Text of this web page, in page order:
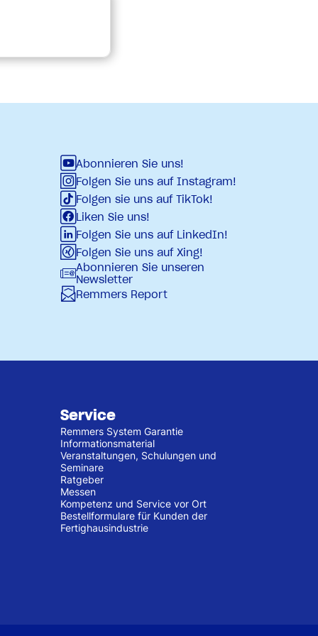
Abonnieren Sie uns!
Folgen Sie uns auf Instagram!
Folgen sie uns auf TikTok!
Liken Sie uns!
Folgen Sie uns auf LinkedIn!
Folgen Sie uns auf Xing!
Abonnieren Sie unseren
Newsletter
Remmers Report
Service
Remmers System Garantie
Informationsmaterial
Veranstaltungen, Schulungen und
Seminare
Ratgeber
Messen
Kompetenz und Service vor Ort
Bestellformulare für Kunden der
Fertighausindustrie